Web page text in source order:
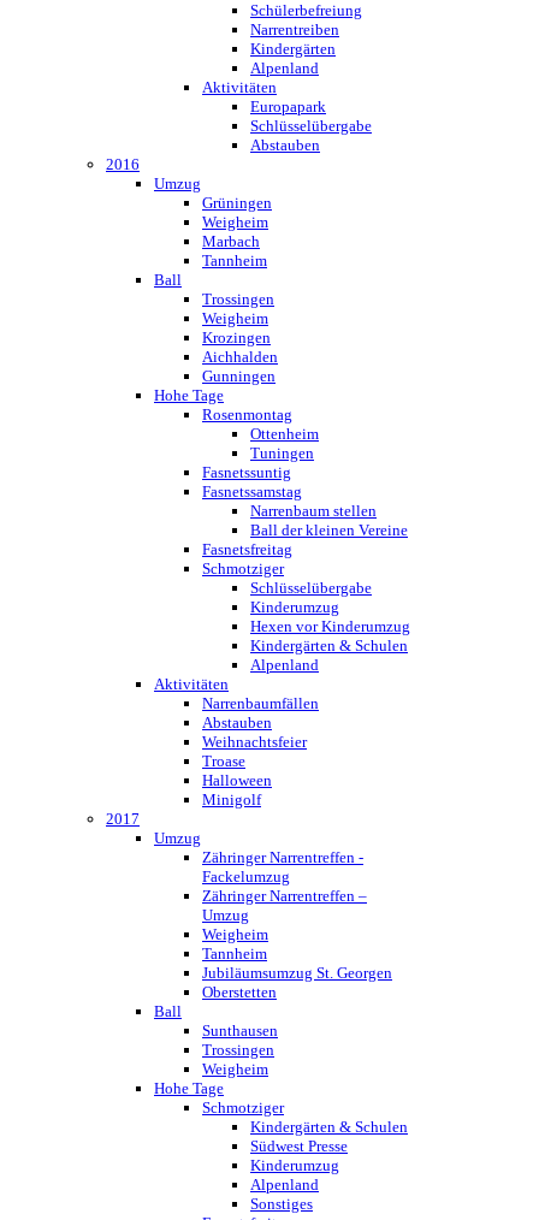
Schülerbefreiung
Narrentreiben
Kindergärten
Alpenland
Aktivitäten
Europapark
Schlüsselübergabe
Abstauben
2016
Umzug
Grüningen
Weigheim
Marbach
Tannheim
Ball
Trossingen
Weigheim
Krozingen
Aichhalden
Gunningen
Hohe Tage
Rosenmontag
Ottenheim
Tuningen
Fasnetssuntig
Fasnetssamstag
Narrenbaum stellen
Ball der kleinen Vereine
Fasnetsfreitag
Schmotziger
Schlüsselübergabe
Kinderumzug
Hexen vor Kinderumzug
Kindergärten & Schulen
Alpenland
Aktivitäten
Narrenbaumfällen
Abstauben
Weihnachtsfeier
Troase
Halloween
Minigolf
2017
Umzug
Zähringer Narrentreffen -
Fackelumzug
Zähringer Narrentreffen –
Umzug
Weigheim
Tannheim
Jubiläumsumzug St. Georgen
Oberstetten
Ball
Sunthausen
Trossingen
Weigheim
Hohe Tage
Schmotziger
Kindergärten & Schulen
Südwest Presse
Kinderumzug
Alpenland
Sonstiges